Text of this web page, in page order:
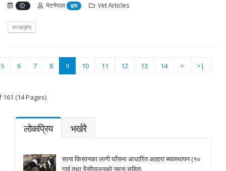
भेटनेपाल द्वारा Vet Articles
थप पढ्नुहोस्
5 6 7 8 9(current)
10 11 12 13 14 > >|
(14 Pages)
लोकप्रिय भर्खरै
साना किसानका लागी घाँसमा आधारित आहारा ब्यवस्थापन (१०
गाई तथा भैसीपालनको नमूना सहित)